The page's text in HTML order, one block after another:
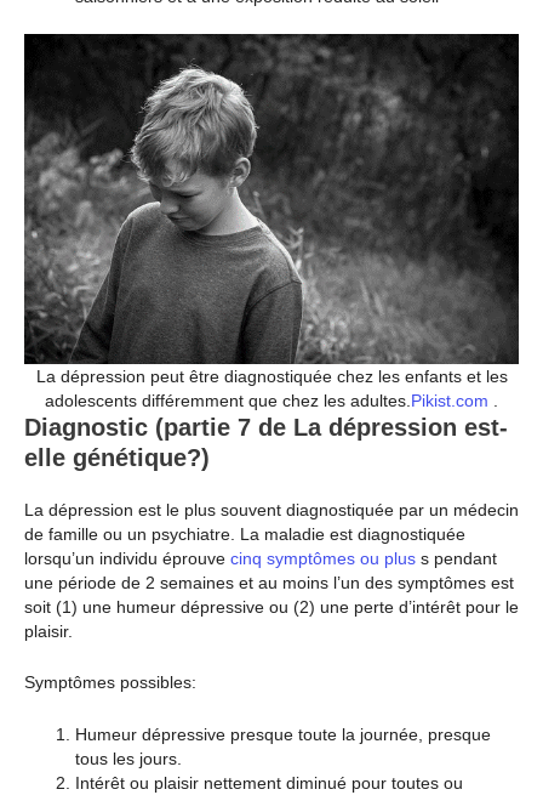
La dépression peut être diagnostiquée chez les enfants et les
adolescents différemment que chez les adultes. Pikist.com
Diagnostic (partie 7 de La dépression est-
elle génétique?)
La dépression est le plus souvent diagnostiquée par un médecin
de famille ou un psychiatre. La maladie est diagnostiquée
lorsqu’un individu éprouve cinq symptômes ou plus s pendant
une période de 2 semaines et au moins l’un des symptômes est
soit (1) une humeur dépressive ou (2) une perte d’intérêt pour le
plaisir.
Symptômes possibles:
Humeur dépressive presque toute la journée, presque
tous les jours.
Intérêt ou plaisir nettement diminué pour toutes ou